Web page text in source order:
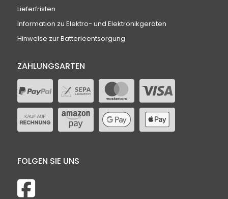
Lieferfristen
Information zu Elektro- und Elektronikgeräten
Hinweise zur Batterieentsorgung
ZAHLUNGSARTEN
FOLGEN SIE UNS